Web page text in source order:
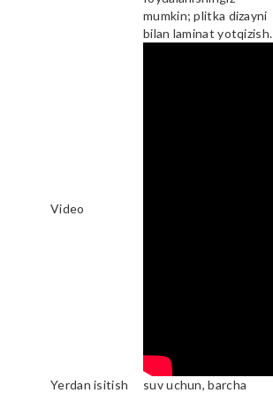
mumkin; plitka dizayni
bilan laminat yotqizish.
Video
Yerdan isitish
suv uchun, barcha